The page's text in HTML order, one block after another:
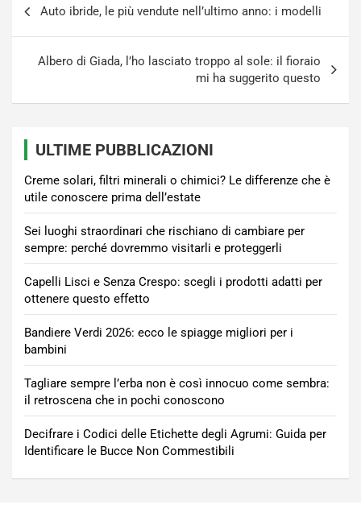
Auto ibride, le più vendute nell’ultimo anno: i modelli
Albero di Giada, l’ho lasciato troppo al sole: il fioraio
mi ha suggerito questo
ULTIME PUBBLICAZIONI
Creme solari, filtri minerali o chimici? Le differenze che è
utile conoscere prima dell’estate
Sei luoghi straordinari che rischiano di cambiare per
sempre: perché dovremmo visitarli e proteggerli
Capelli Lisci e Senza Crespo: scegli i prodotti adatti per
ottenere questo effetto
Bandiere Verdi 2026: ecco le spiagge migliori per i
bambini
Tagliare sempre l’erba non è così innocuo come sembra:
il retroscena che in pochi conoscono
Decifrare i Codici delle Etichette degli Agrumi: Guida per
Identificare le Bucce Non Commestibili